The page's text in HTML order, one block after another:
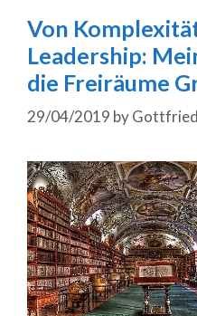
Von
Leadership:
die Freiräume
29/04/2019 by